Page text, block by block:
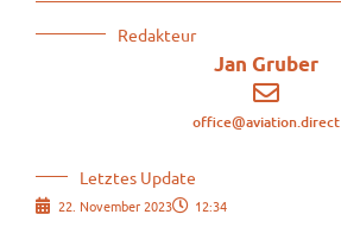
Redakteur
Jan Gruber
office@aviation.direct
Letztes Update
22. November 2023 12:34